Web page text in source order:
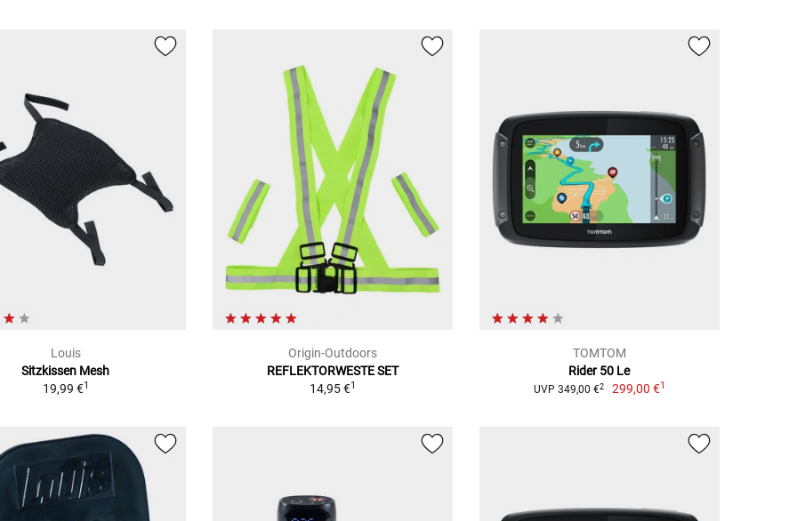
Louis
Sitzkissen Mesh
19,99 €1
Origin-Outdoors
REFLEKTORWESTE SET
14,95 €1
TOMTOM
Rider 50 Le
UVP 349,00 €2 299,00 €1